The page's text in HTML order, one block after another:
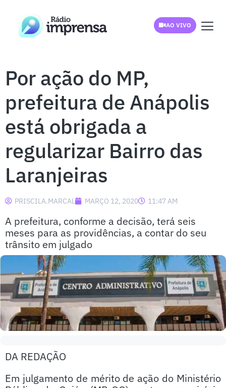
AO VIVO
Por ação do MP,
prefeitura de Anápolis
está obrigada a
regularizar Bairro das
Laranjeiras
PRISCILA.MARCAL MARÇO 12, 2020 11:47 AM
A prefeitura, conforme a decisão, terá seis
meses para as providências, a contar do seu
trânsito em julgado
DA REDAÇÃO
Em julgamento de mérito de ação do Ministério